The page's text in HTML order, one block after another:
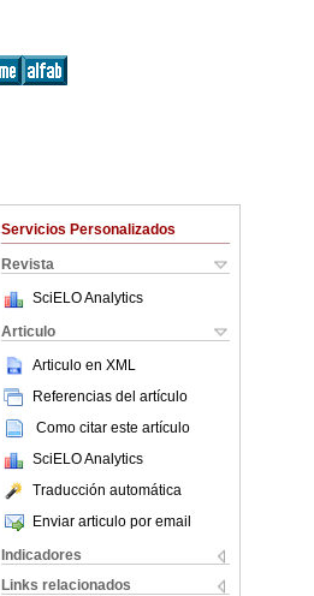
Servicios Personalizados
Revista
SciELO Analytics
Articulo
Articulo en XML
Referencias del artículo
Como citar este artículo
SciELO Analytics
Traducción automática
Enviar articulo por email
Indicadores
Links relacionados